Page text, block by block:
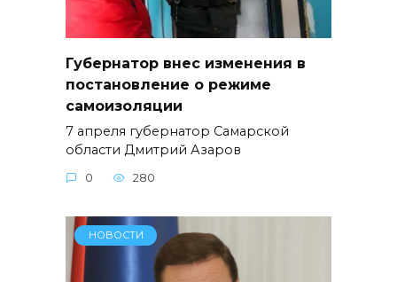
Губернатор внес изменения в
постановление о режиме
самоизоляции
7 апреля губернатор Самарской
области Дмитрий Азаров
0 280
НОВОСТИ